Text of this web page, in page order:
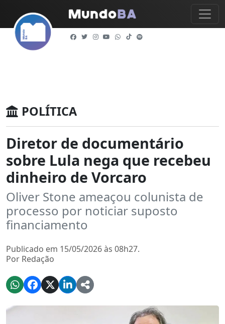
POLÍTICA
Diretor de documentário
sobre Lula nega que recebeu
dinheiro de Vorcaro
Oliver Stone ameaçou colunista de
processo por noticiar suposto
financiamento
Publicado em 15/05/2026 às 08h27.
Por Redação